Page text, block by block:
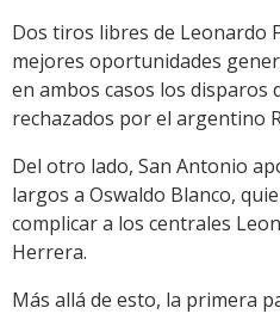
Dos tiros libres de Leonardo
mejores oportunidades
en ambos casos los
rechazados por el argentino
Del otro lado, San Antonio
largos a Oswaldo Blanco,
complicar a los centrales
Herrera.
Más allá de esto, la primera